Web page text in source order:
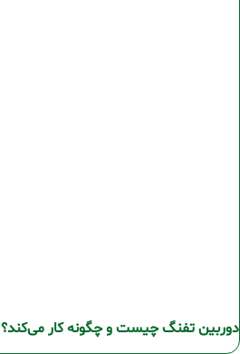
دوربین تفنگ چیست و چگونه کار می‌کند؟